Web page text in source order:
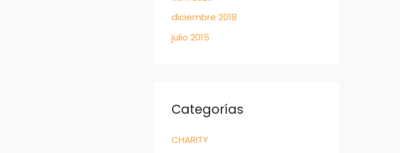
diciembre 2018
julio 2015
Categorías
CHARITY